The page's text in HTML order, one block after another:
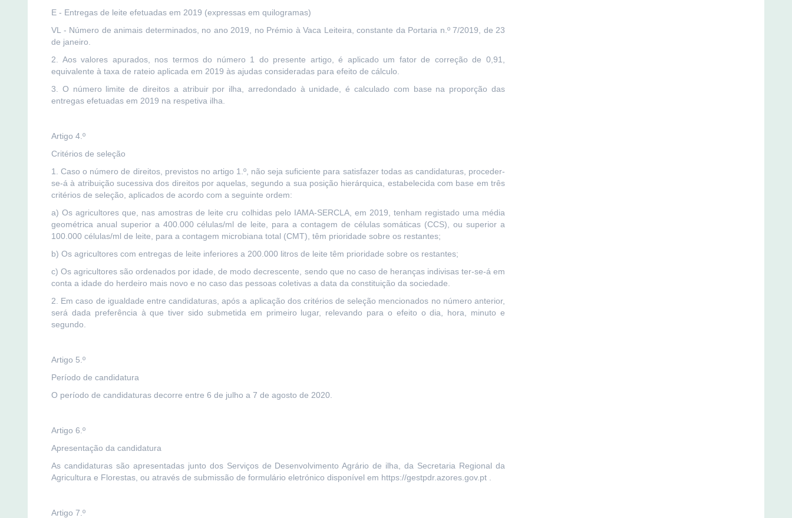
E - Entregas de leite efetuadas em 2019 (expressas em quilogramas)
VL - Número de animais determinados, no ano 2019, no Prémio à Vaca Leiteira, constante da Portaria n.º 7/2019, de 23
de janeiro.
2. Aos valores apurados, nos termos do número 1 do presente artigo, é aplicado um fator de correção de 0,91,
equivalente à taxa de rateio aplicada em 2019 às ajudas consideradas para efeito de cálculo.
3. O número limite de direitos a atribuir por ilha, arredondado à unidade, é calculado com base na proporção das
entregas efetuadas em 2019 na respetiva ilha.
Artigo 4.º
Critérios de seleção
1. Caso o número de direitos, previstos no artigo 1.º, não seja suficiente para satisfazer todas as candidaturas, proceder-
se-á à atribuição sucessiva dos direitos por aquelas, segundo a sua posição hierárquica, estabelecida com base em três
critérios de seleção, aplicados de acordo com a seguinte ordem:
a) Os agricultores que, nas amostras de leite cru colhidas pelo IAMA-SERCLA, em 2019, tenham registado uma média
geométrica anual superior a 400.000 células/ml de leite, para a contagem de células somáticas (CCS), ou superior a
100.000 células/ml de leite, para a contagem microbiana total (CMT), têm prioridade sobre os restantes;
b) Os agricultores com entregas de leite inferiores a 200.000 litros de leite têm prioridade sobre os restantes;
c) Os agricultores são ordenados por idade, de modo decrescente, sendo que no caso de heranças indivisas ter-se-á em
conta a idade do herdeiro mais novo e no caso das pessoas coletivas a data da constituição da sociedade.
2. Em caso de igualdade entre candidaturas, após a aplicação dos critérios de seleção mencionados no número anterior,
será dada preferência à que tiver sido submetida em primeiro lugar, relevando para o efeito o dia, hora, minuto e
segundo.
Artigo 5.º
Período de candidatura
O período de candidaturas decorre entre 6 de julho a 7 de agosto de 2020.
Artigo 6.º
Apresentação da candidatura
As candidaturas são apresentadas junto dos Serviços de Desenvolvimento Agrário de ilha, da Secretaria Regional da
Agricultura e Florestas, ou através de submissão de formulário eletrónico disponível em https://gestpdr.azores.gov.pt .
Artigo 7.º